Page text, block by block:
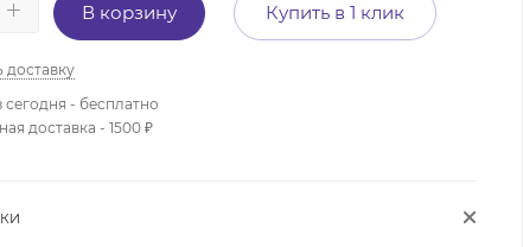
В корзину Купить в 1 клик
доставку
- бесплатно
доставка - 1500 ₽